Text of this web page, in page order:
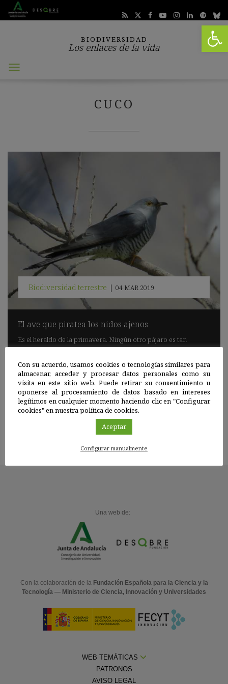
Abrir
BIODIVERSIDAD
Los enlaces de la vida
Abrir
CUCO
Biodiversidad terrestre | 04 MAR 2019
El ave que piratea los nidos ajenos
Es el heraldo de la primavera. Ningún otro pájaro es tan
popular, todo el mundo conoce el canto del macho, ese "cucú"
que es el origen de su nombre. El cuco común ('Cuculus
canorus') es el protagonista de muchas leyendas, aunque su
carácter esquivo hace muy difícil su observación. También es
conocido porque pone sus huevos en los nidos de otras
especies más pequeñas que él, confiando en que éstas críen a
los pollos.
Una web de:
Con la colaboración de la Fundación Española para la Ciencia y la
Tecnología — Ministerio de Ciencia, Innovación y Universidades
WEB TEMÁTICAS
PATRONOS
AVISO LEGAL
Con su acuerdo, usamos cookies o tecnologías similares para
almacenar, acceder y procesar datos personales como su
visita en este sitio web. Puede retirar su consentimiento u
oponerse al procesamiento de datos basado en intereses
legítimos en cualquier momento haciendo clic en "Configurar
cookies" en nuestra política de cookies.
Aceptar
Configurar manualmente